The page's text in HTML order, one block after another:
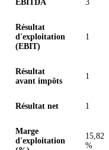
EBITDA 3
Résultat
d'exploitation
(EBIT)
1
Résultat
avant impôts
1
Résultat net 1
Marge
d'exploitation
15,82
%